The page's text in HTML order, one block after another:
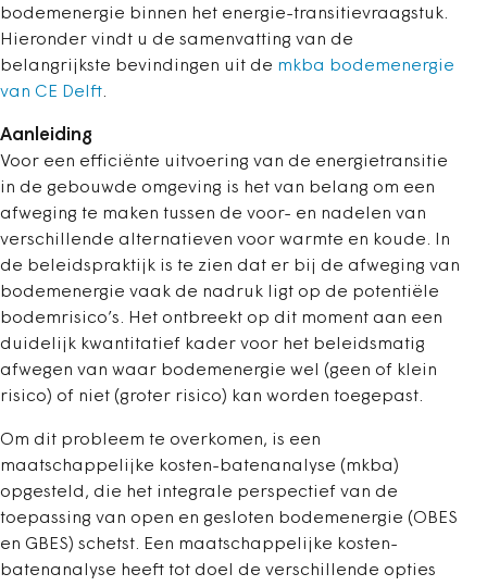
bodemenergie binnen het energie-transitievraagstuk.
Hieronder vindt u de samenvatting van de
belangrijkste bevindingen uit de mkba bodemenergie
van CE Delft.
Aanleiding
Voor een efficiënte uitvoering van de energietransitie
in de gebouwde omgeving is het van belang om een
afweging te maken tussen de voor- en nadelen van
verschillende alternatieven voor warmte en koude. In
de beleidspraktijk is te zien dat er bij de afweging van
bodemenergie vaak de nadruk ligt op de potentiële
bodemrisico’s. Het ontbreekt op dit moment aan een
duidelijk kwantitatief kader voor het beleidsmatig
afwegen van waar bodemenergie wel (geen of klein
risico) of niet (groter risico) kan worden toegepast.
Om dit probleem te overkomen, is een
maatschappelijke kosten-batenanalyse (mkba)
opgesteld, die het integrale perspectief van de
toepassing van open en gesloten bodemenergie (OBES
en GBES) schetst. Een maatschappelijke kosten-
batenanalyse heeft tot doel de verschillende opties